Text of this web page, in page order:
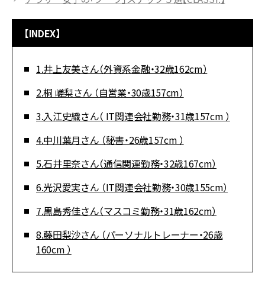
【INDEX】
1.井上友美さん（外資系金融・32歳162cm）
2.桐 嵯梨さん （自営業・30歳157cm）
3.入江史織さん（ IT関連会社勤務・31歳157cm ）
4.中川葉月さん （秘書・26歳157cm ）
5.石井里奈さん（通信関連勤務・32歳167cm）
6.光沢愛実さん （IT関連会社勤務・30歳155cm）
7.黒島秀佳さん（マスコミ勤務・31歳162cm）
8.藤田梨沙さん （パーソナルトレーナー・26歳
160cm ）